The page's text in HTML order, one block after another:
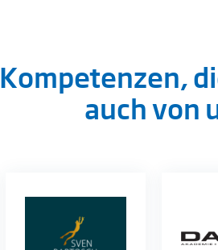
Kompetenzen,
auch von